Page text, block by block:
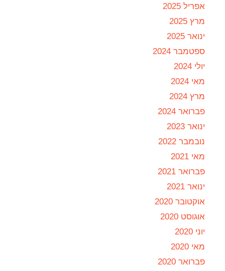
אפריל 2025
מרץ 2025
ינואר 2025
ספטמבר 2024
יולי 2024
מאי 2024
מרץ 2024
פברואר 2024
ינואר 2023
נובמבר 2022
מאי 2021
פברואר 2021
ינואר 2021
אוקטובר 2020
אוגוסט 2020
יוני 2020
מאי 2020
פברואר 2020